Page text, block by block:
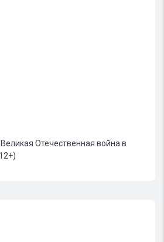
Отечественная война в